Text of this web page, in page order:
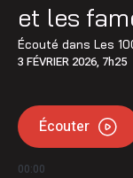
et les
Écouté dans Les
3 FÉVRIER 2026, 7h25
Écouter
00:00